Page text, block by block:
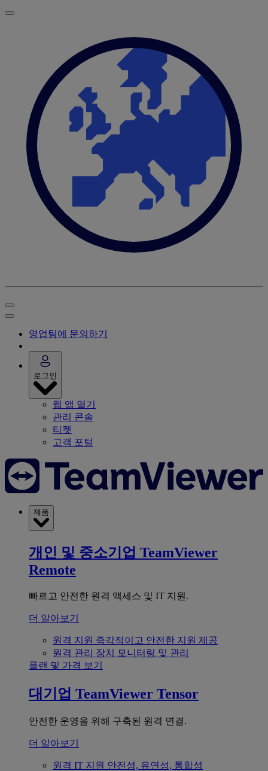
영업팀에 문의하기
로그인
웹 앱 열기
관리 콘솔
티켓
고객 포털
제품
개인 및 중소기업 TeamViewer
Remote
빠르고 안전한 원격 액세스 및 IT 지원.
더 알아보기
원격 지원 즉각적이고 안전한 지원 제공
원격 관리 장치 모니터링 및 관리
플랜 및 가격 보기
대기업 TeamViewer Tensor
안전한 운영을 위해 구축된 원격 연결.
더 알아보기
원격 IT 지원 안전성, 유연성, 통합성